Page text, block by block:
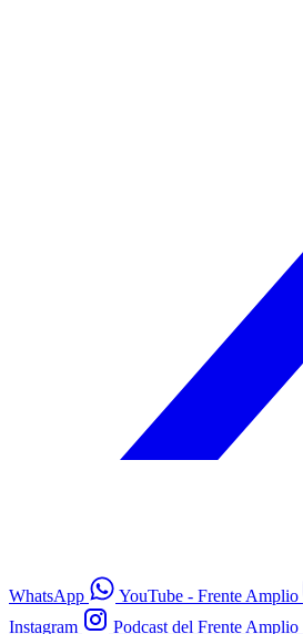
WhatsApp YouTube - Frente Amplio
Instagram
Podcast del Frente Amplio